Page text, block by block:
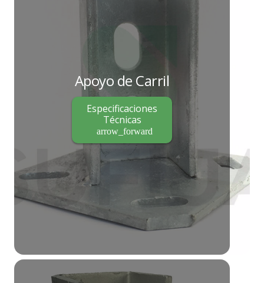
Apoyo de Carril
Especificaciones
Técnicas
arrow_forward